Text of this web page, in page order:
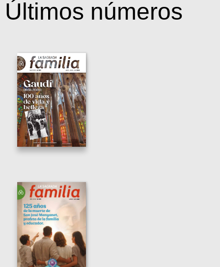
Últimos números